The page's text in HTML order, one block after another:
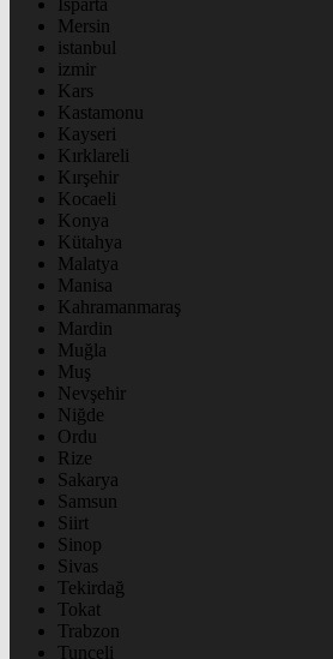
Isparta
Mersin
istanbul
izmir
Kars
Kastamonu
Kayseri
Kırklareli
Kırşehir
Kocaeli
Konya
Kütahya
Malatya
Manisa
Kahramanmaraş
Mardin
Muğla
Muş
Nevşehir
Niğde
Ordu
Rize
Sakarya
Samsun
Siirt
Sinop
Sivas
Tekirdağ
Tokat
Trabzon
Tunceli